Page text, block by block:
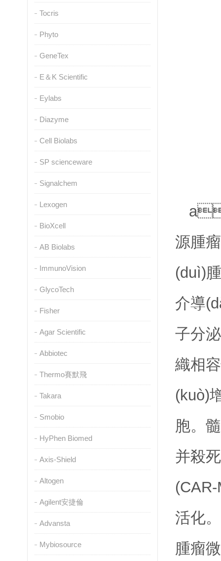
Tocris
Phyto
GeneTex
E＆K Scientific
Eylabs
Diazyme
Cell Biolabs
SP scienceware
Signalchem
Lexogen
BioXcell
AB Biolabs
ImmunoVision
GlycoTech
Fisher
Agar Scientific
Abbiotec
Thermo賽默飛
Takara
Smobio
HyPhen Biomed
Axis-Shield
Altogen
Agilent安捷倫
Advansta
Mybiosource
a
源腫
(duì)
介導
子分泌
織相
(kuò)
胞
并殺
活化
腫瘤